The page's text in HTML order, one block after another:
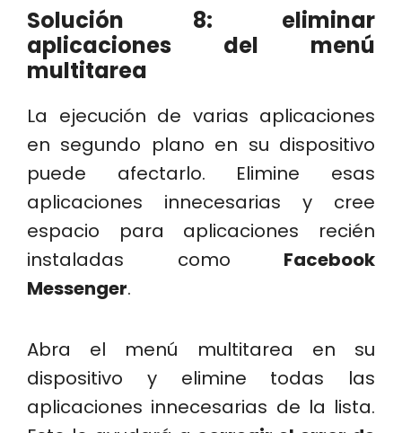
Solución 8: eliminar
aplicaciones del menú
multitarea
La ejecución de varias aplicaciones
en segundo plano en su dispositivo
puede afectarlo. Elimine esas
aplicaciones innecesarias y cree
espacio para aplicaciones recién
instaladas como Facebook
Messenger.
Abra el menú multitarea en su
dispositivo y elimine todas las
aplicaciones innecesarias de la lista.